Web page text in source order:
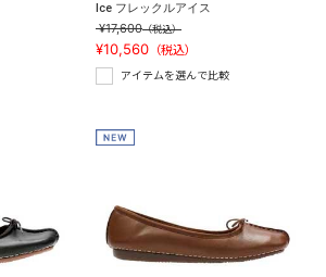
Ice フレックルアイス
¥17,600（税込）
¥10,560 （税込）
アイテムを選んで比較